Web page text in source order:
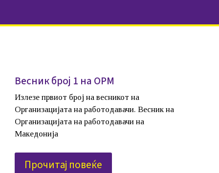
Весник број 1 на ОРМ
Излезе првиот број на весникот на
Организацијата на работодавачи. Весник на
Организацијата на работодавачи на
Македонија
Прочитај повеќе